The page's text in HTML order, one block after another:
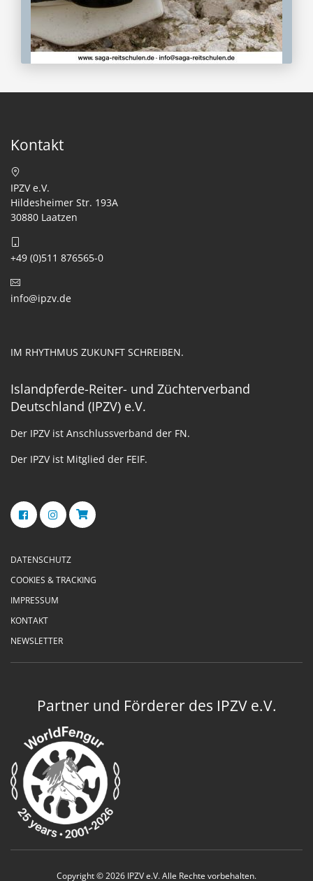
Kontakt
IPZV e.V.
Hildesheimer Str. 193A
30880 Laatzen
+49 (0)511 876565-0
info@ipzv.de
IM RHYTHMUS ZUKUNFT SCHREIBEN.
Islandpferde-Reiter- und Züchterverband
Deutschland (IPZV) e.V.
Der IPZV ist Anschlussverband der FN.
Der IPZV ist Mitglied der FEIF.
DATENSCHUTZ
COOKIES & TRACKING
IMPRESSUM
KONTAKT
NEWSLETTER
Partner und Förderer des IPZV e.V.
Copyright © 2026 IPZV e.V. Alle Rechte vorbehalten.